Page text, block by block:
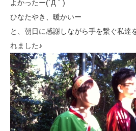
よかったー(´Д｀)
ひなたやき、暖かいー
と、朝日に感謝しながら手を繋ぐ私達
れました♪